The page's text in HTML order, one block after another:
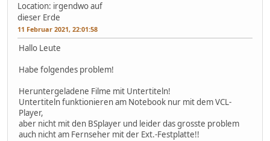
Location: irgendwo auf
dieser Erde
11 Februar 2021, 22:01:58
Hallo Leute
Habe folgendes problem!
Heruntergeladene Filme mit Untertiteln!
Untertiteln funktionieren am Notebook nur mit dem VCL-
Player,
aber nicht mit den BSplayer und leider das grosste problem
auch nicht am Fernseher mit der Ext.-Festplatte!!